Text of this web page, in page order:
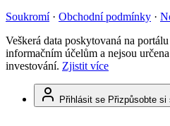
Soukromí · Obchodní podmínky ·
Veškerá data poskytovaná na
informačním účelům a nejsou
investování. Zjistit více
Přihlásit se Přizpůsobte si